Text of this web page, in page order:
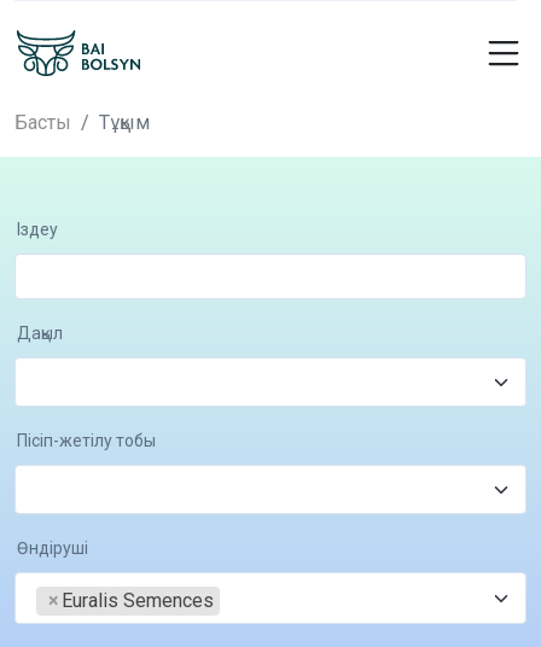
Басты Тұқым
Іздеу
Дақыл
Пісіп-жетілу тобы
Өндіруші
× Euralis Semences